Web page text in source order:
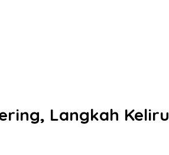
Langkah Keliru